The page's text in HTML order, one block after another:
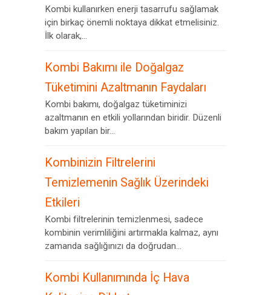
Kombi kullanırken enerji tasarrufu sağlamak
için birkaç önemli noktaya dikkat etmelisiniz.
İlk olarak,...
Kombi Bakımı ile Doğalgaz
Tüketimini Azaltmanın Faydaları
Kombi bakımı, doğalgaz tüketiminizi
azaltmanın en etkili yollarından biridir. Düzenli
bakım yapılan bir...
Kombinizin Filtrelerini
Temizlemenin Sağlık Üzerindeki
Etkileri
Kombi filtrelerinin temizlenmesi, sadece
kombinin verimliliğini artırmakla kalmaz, aynı
zamanda sağlığınızı da doğrudan...
Kombi Kullanımında İç Hava